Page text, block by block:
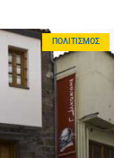
ΠΟΛΙΤΙΣΜΌΣ